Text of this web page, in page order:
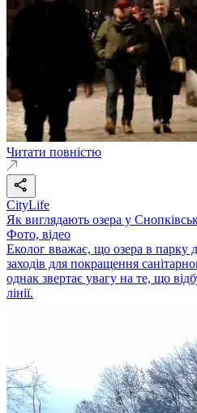
Читати повністю
CityLife
Як виглядають озера у
Фото, відео
Еколог вважає, що озера в парку
заходів для покращення
однак звертає увагу на те, що
лінії.